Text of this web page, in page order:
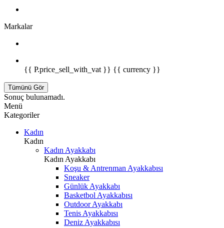
Markalar
{{ P.price_sell_with_vat }} {{ currency }}
Tümünü Gör
Sonuç bulunamadı.
Menü
Kategoriler
Kadın
Kadın
Kadın Ayakkabı
Kadın Ayakkabı
Koşu & Antrenman Ayakkabısı
Sneaker
Günlük Ayakkabı
Basketbol Ayakkabısı
Outdoor Ayakkabı
Tenis Ayakkabısı
Deniz Ayakkabısı